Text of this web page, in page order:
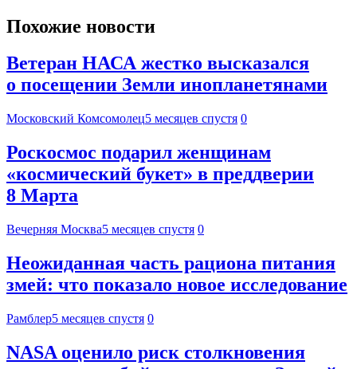
Похожие новости
Ветеран НАСА жестко высказался
о посещении Земли инопланетянами
Московский Комсомолец5 месяцев спустя 0
Роскосмос подарил женщинам
«космический букет» в преддверии
8 Марта
Вечерняя Москва5 месяцев спустя 0
Неожиданная часть рациона питания
змей: что показало новое исследование
Рамблер5 месяцев спустя 0
NASA оценило риск столкновения